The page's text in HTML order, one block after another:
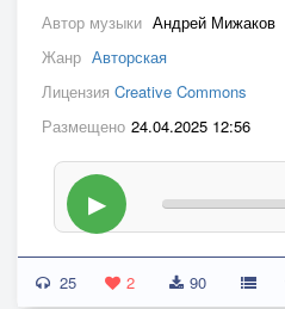
Автор музыки Андрей Мижаков
Жанр Авторская
Лицензия Creative Commons
Размещено 24.04.2025 12:56
▶
25 2 90